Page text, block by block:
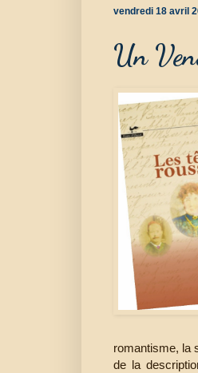
vendredi 18 avril
Un
romantisme, la
de la